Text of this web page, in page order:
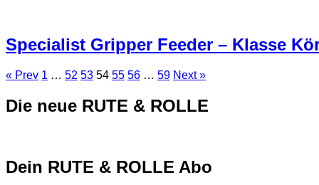
Specialist Gripper Feeder – Klasse
« Prev 1 … 52 53 54 55 56 … 59 Next »
Die neue RUTE & ROLLE
Dein RUTE & ROLLE Abo